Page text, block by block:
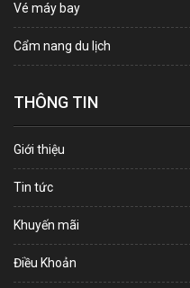
Vé máy bay
Cẩm nang du lịch
THÔNG TIN
Giới thiệu
Tin tức
Khuyến mãi
Điều Khoản